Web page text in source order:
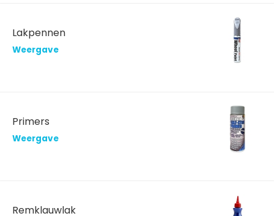
Lakpennen
Weergave
Primers
Weergave
Remklauwlak